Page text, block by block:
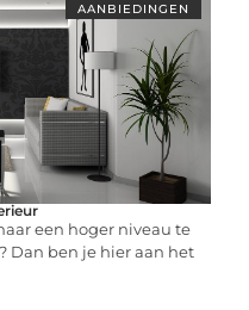
AANBIEDINGEN
een hoger niveau te
Dan ben je hier aan het